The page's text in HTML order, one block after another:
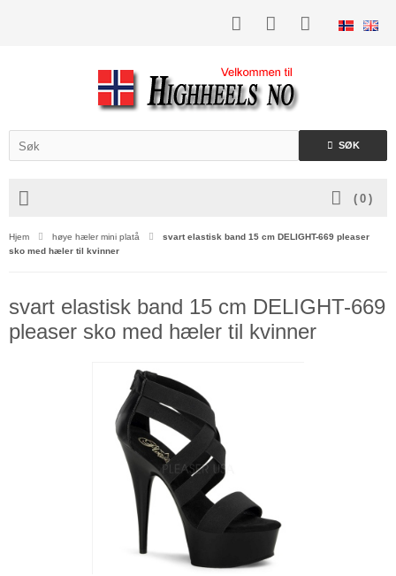
SØK
( 0 )
Hjem høye hæler mini platå
svart elastisk band 15 cm DELIGHT-669 pleaser
sko med hæler til kvinner
svart elastisk band 15 cm DELIGHT-669
pleaser sko med hæler til kvinner